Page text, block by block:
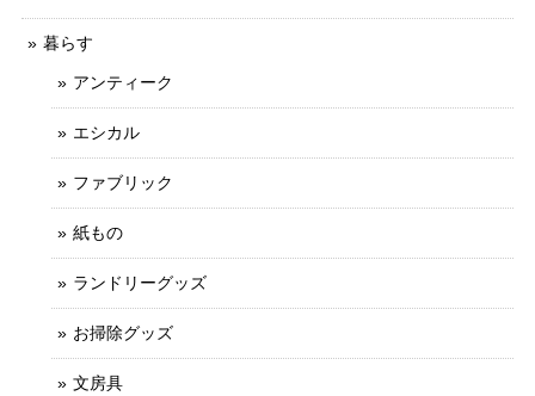
暮らす
アンティーク
エシカル
ファブリック
紙もの
ランドリーグッズ
お掃除グッズ
文房具